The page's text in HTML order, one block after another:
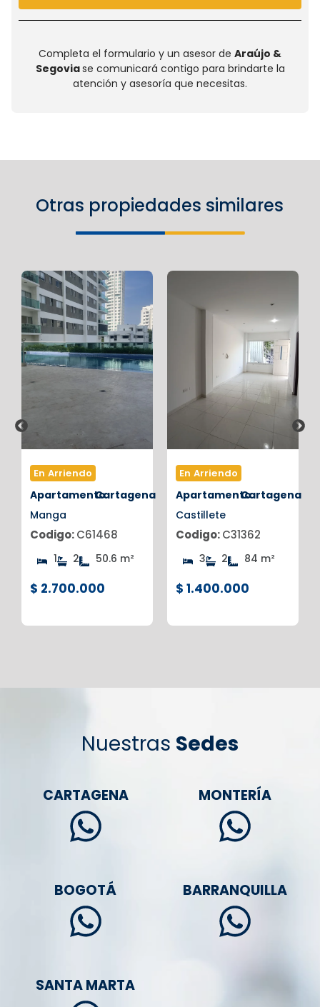
Completa el formulario y un asesor de Araújo &
Segoviase comunicará contigo para brindarte la
atención y asesoría que necesitas.
Otras propiedades similares
En Arriendo
ApartamentoCartagena
Manga
Codigo:C61468
1 2 50.6 m²
$ 2.700.000
En Arriendo
ApartamentoCartagena
Castillete
Codigo:C31362
3 2 84 m²
$ 1.400.000
Nuestras Sedes
CARTAGENA MONTERÍA
BOGOTÁ BARRANQUILLA
SANTA MARTA